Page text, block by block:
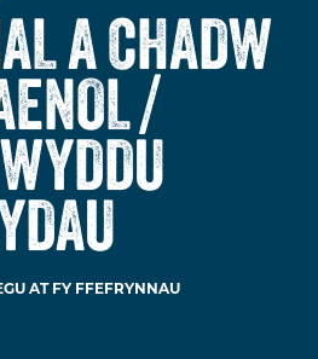
A CHADW
/
AT FY FFEFRYNNAU